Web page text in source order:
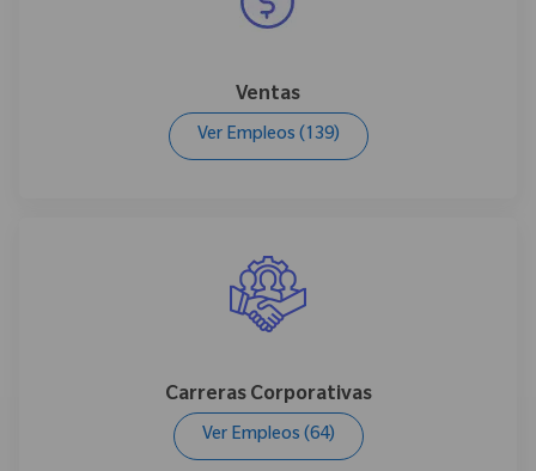
Ventas
Ver Empleos (139)
Carreras Corporativas
Ver Empleos (64)